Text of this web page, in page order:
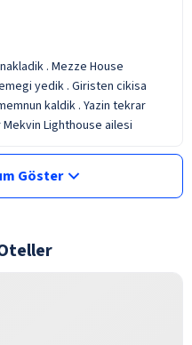
. Mezze House
yedik . Giristen cikisa
kaldik . Yazin tekrar
Lighthouse ailesi
Göster